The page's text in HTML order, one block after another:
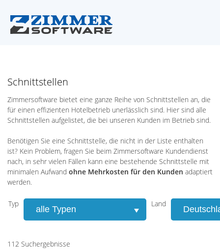
Schnittstellen
Zimmersoftware bietet eine ganze Reihe von Schnittstellen an, die
für einen effizienten Hotelbetrieb unerlässlich sind. Hier sind alle
Schnittstellen aufgelistet, die bei unseren Kunden im Betrieb sind.
Benötigen Sie eine Schnittstelle, die nicht in der Liste enthalten
ist? Kein Problem, fragen Sie beim Zimmersoftware Kundendienst
nach, in sehr vielen Fällen kann eine bestehende Schnittstelle mit
minimalen Aufwand ohne Mehrkosten für den Kunden adaptiert
werden.
Typ Land
112 Suchergebnisse